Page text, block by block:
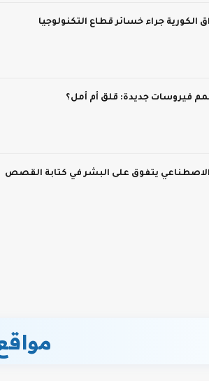
جراء خسائر قطاع التكنولوجيا
فيروسات جديدة: قلق أم أمل؟
الاصطناعي يتفوق على البشر في كتابة القصص